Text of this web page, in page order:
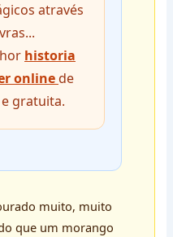
através
historia
onlinede
gratuita.
muito, muito
que um morango